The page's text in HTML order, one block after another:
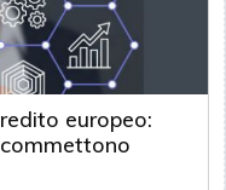
europeo: